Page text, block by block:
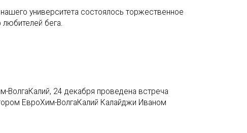
университета состоялось торжественное
бега.
24 декабря проведена встреча
ЕвроХим-ВолгаКалий Калайджи Иваном